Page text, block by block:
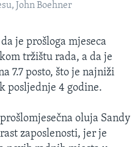
John Boehner
je prošloga mjeseca
tržištu rada, a da je
7.7 posto, što je najniži
posljednje 4 godine.
oluja Sandy
zaposlenosti, jer je